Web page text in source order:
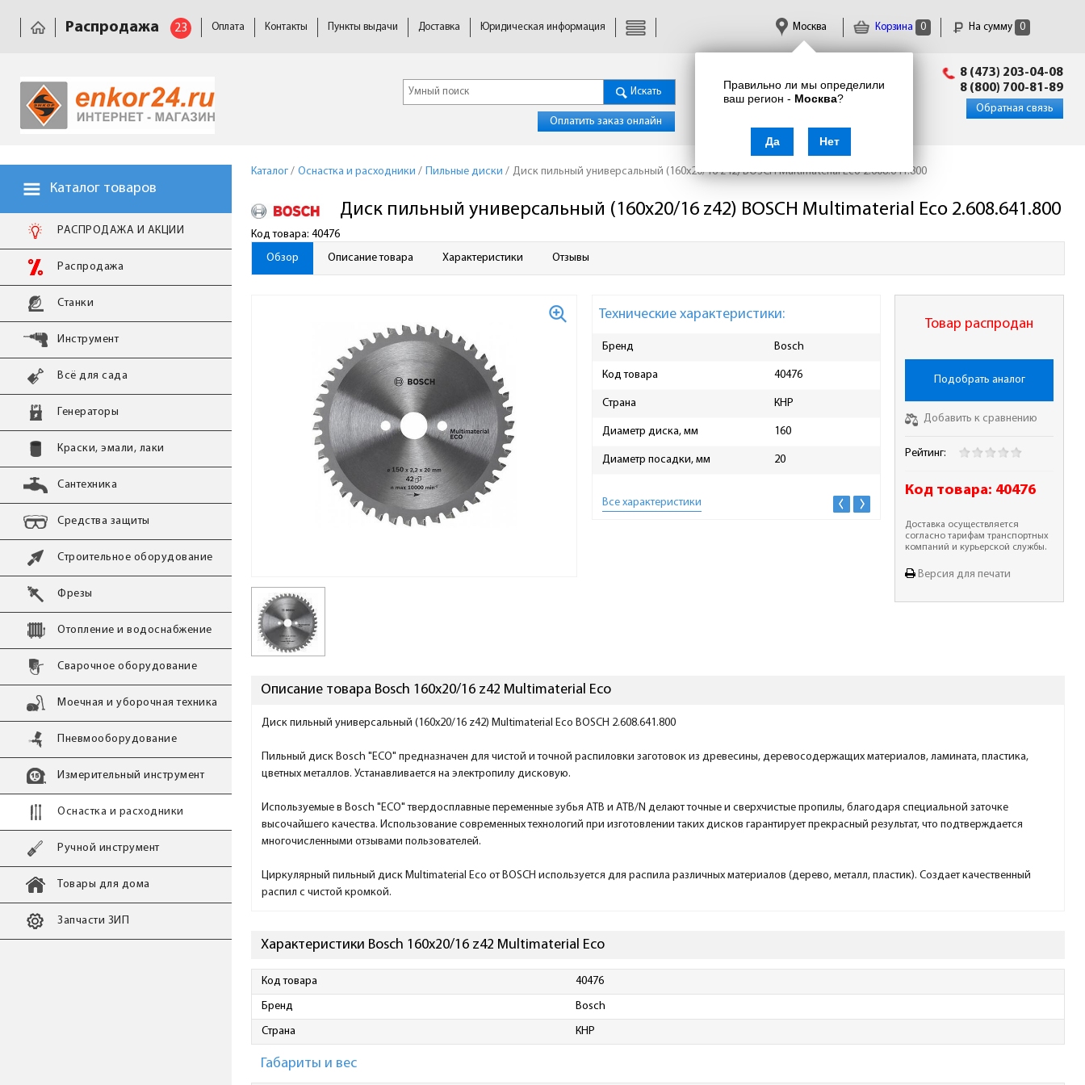
Корзина 0 На сумму 0
Правильно ли мы определили
ваш регион - Москва?
Да Нет
Москва
Распродажа 23 Оплата Контакты Пункты выдачи Доставка Юридическая информация
Искать
Оплатить заказ онлайн
info@enkor24.ru
8 (473) 203-04-08
8 (800) 700-81-89
Обратная связь
Каталог товаров
РАСПРОДАЖА И АКЦИИ
Распродажа
Станки
Инструмент
Всё для сада
Генераторы
Краски, эмали, лаки
Сантехника
Средства защиты
Строительное оборудование
Фрезы
Отопление и водоснабжение
Сварочное оборудование
Моечная и уборочная техника
Пневмооборудование
Измерительный инструмент
Оснастка и расходники
Ручной инструмент
Товары для дома
Запчасти ЗИП
Каталог / Оснастка и расходники / Пильные диски / Диск пильный универсальный (160x20/16 z42) BOSCH Multimaterial Eco 2.608.641.800
Код товара: 40476
Диск пильный универсальный (160x20/16 z42) BOSCH Multimaterial Eco 2.608.641.800
Обзор Описание товара Характеристики Отзывы
Технические характеристики:
Бренд Bosch
Код товара 40476
Страна КНР
Диаметр диска, мм 160
Диаметр посадки, мм 20
Материал применения
Толщина диска, мм
Максимальная частота
Все характеристики
Товар распродан
Подобрать аналог
Добавить к сравнению
Рейтинг:
Код товара: 40476
Доставка осуществляется
согласно тарифам транспортных
компаний и курьерской службы.
Версия для печати
Описание товара Bosch 160x20/16 z42 Multimaterial Eco
Диск пильный универсальный (160x20/16 z42) Multimaterial Eco BOSCH 2.608.641.800
Пильный диск Bosch "ECO" предназначен для чистой и точной распиловки заготовок из древесины, деревосодержащих материалов, ламината, пластика,
цветных металлов. Устанавливается на электропилу дисковую.
Используемые в Bosch "ECO" твердосплавные переменные зубья ATB и ATB/N делают точные и сверхчистые пропилы, благодаря специальной заточке
высочайшего качества. Использование современных технологий при изготовлении таких дисков гарантирует прекрасный результат, что подтверждается
многочисленными отзывами пользователей.
Циркулярный пильный диск Multimaterial Eco от BOSCH используется для распила различных материалов (дерево, металл, пластик). Создает качественный
распил с чистой кромкой.
Характеристики Bosch 160x20/16 z42 Multimaterial Eco
Код товара 40476
Бренд Bosch
Страна КНР
Габариты и вес